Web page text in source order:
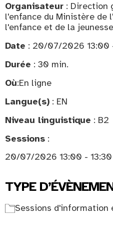
Organisateur : Direction
l'enfance du Ministère de
l'enfance et de la jeunesse
Date : 20/07/2026 13:00
Durée : 30 min.
Où:En ligne
Langue(s) : EN
Niveau linguistique : B2
Sessions :
20/07/2026 13:00 - 13:30
TYPE
Sessions d'information